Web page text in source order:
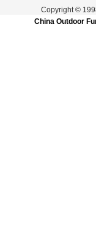
Copyright ©
China Outdoor